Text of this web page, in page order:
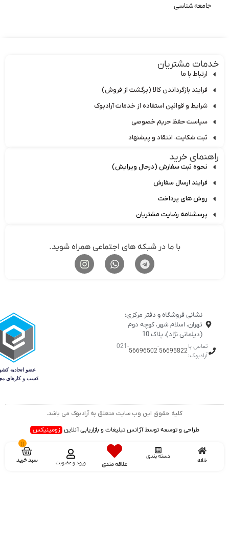
جامعه شناسی
خدمات مشتریان
ارتباط با ما
فرایند بازگرداندن کالا (برگشت از فروش)
شرایط و قوانین استفاده از خدمات آرادبوک
سیاست حفظ حریم خصوصی
ثبت شکایت، انتقاد و پیشنهاد
راهنمای خرید
نحوه ثبت سفارش (درحال ویرایش)
فرایند ارسال سفارش
روش های پرداخت
پرسشنامه رضایت مشتریان
با ما در شبکه های اجتماعی همراه شوید.
نشانی فروشگاه و دفتر مرکزی:
تهران، اسلام شهر، کوچه دوم
(دیلمانی نژاد)، پلاک 10
تماس با
آرادبوک:
56695822
-
56696502
-021
کلیه حقوق این وب سایت متعلق به آرادبوک می باشد.
طراحی و توسعه توسط آژانس تبلیغات و بازاریابی آنلاین زومینیکس
دسته بندی
علاقه مندی
ورود و عضویت سبد خرید